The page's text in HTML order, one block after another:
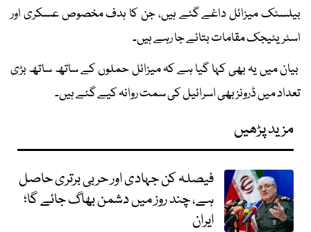
بیلسٹک میزائل داغے گئے ہیں، جن کا ہدف مخصوص عسکری اور
اسٹریٹیجک مقامات بتائے جا رہے ہیں۔
بیان میں یہ بھی کہا گیا ہے کہ میزائل حملوں کے ساتھ ساتھ بڑی
تعداد میں ڈرونز بھی اسرائیل کی سمت روانہ کیے گئے ہیں۔
مزید پڑھیں
فیصلہ کن جہادی اور حربی برتری حاصل
ہے، چند روز میں دشمن بھاگ جائے گا؛
ایران